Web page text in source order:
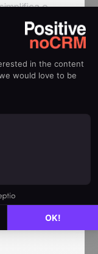
o
com
via
de visita.
capturar
com o
visão clara e
Com a